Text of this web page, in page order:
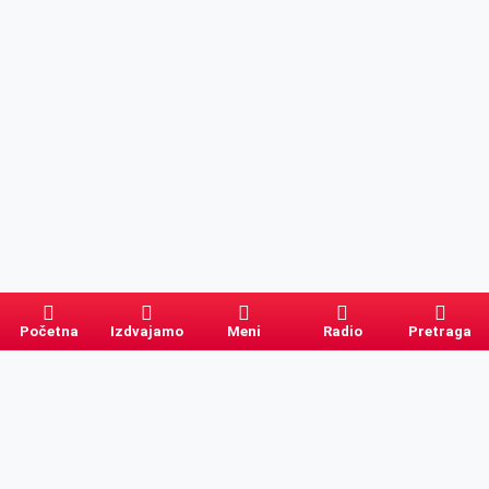
Početna Izdvajamo Meni Radio Pretraga